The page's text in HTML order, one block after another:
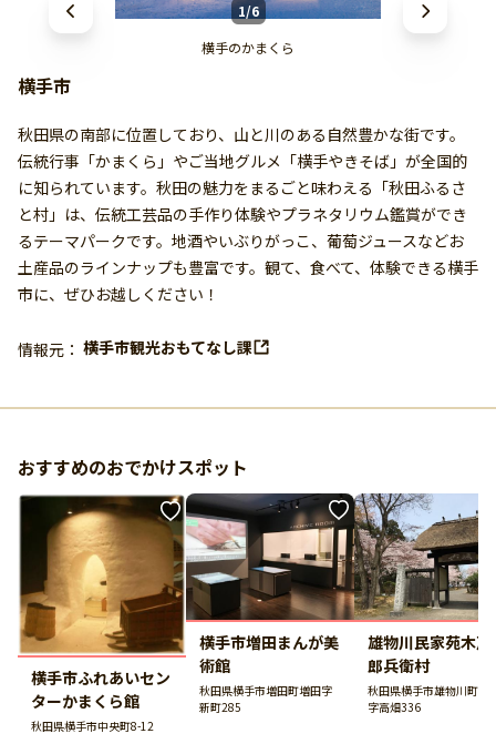
1/6
横手のかまくら
横手市
秋田県の南部に位置しており、山と川のある自然豊かな街です。
伝統行事「かまくら」やご当地グルメ「横手やきそば」が全国的
に知られています。秋田の魅力をまるごと味わえる「秋田ふるさ
と村」は、伝統工芸品の手作り体験やプラネタリウム鑑賞ができ
るテーマパークです。地酒やいぶりがっこ、葡萄ジュースなどお
土産品のラインナップも豊富です。観て、食べて、体験できる横手
市に、ぜひお越しください！
情報元： 横手市観光おもてなし課
おすすめのおでかけスポット
横手市ふれあいセン
ターかまくら館
秋田県横手市中央町8-12
横手市増田まんが美
術館
秋田県横手市増田町増田字
新町285
雄物川民家苑木戸
郎兵衛村
秋田県横手市雄物川町沼
字高畑336